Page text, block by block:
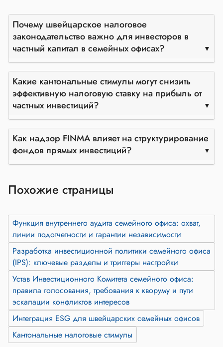
Почему швейцарское налоговое
законодательство важно для инвесторов в
частный капитал в семейных офисах?
Какие кантональные стимулы могут снизить
эффективную налоговую ставку на прибыль от
частных инвестиций?
Как надзор FINMA влияет на структурирование
фондов прямых инвестиций?
Похожие страницы
Функция внутреннего аудита семейного офиса: охват,
линии подотчетности и гарантии независимости
Разработка инвестиционной политики семейного офиса
(IPS): ключевые разделы и триггеры настройки
Устав Инвестиционного Комитета семейного офиса:
правила голосования, требования к кворуму и пути
эскалации конфликтов интересов
Интеграция ESG для швейцарских семейных офисов
Кантональные налоговые стимулы